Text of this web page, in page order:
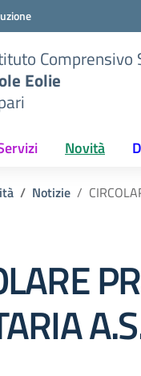
Comprensivo
Eolie
Novità
Notizie